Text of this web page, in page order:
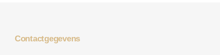
Contactgegevens